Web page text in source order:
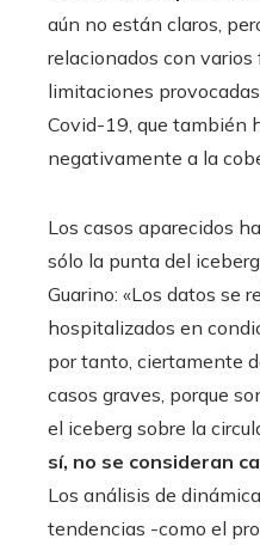
aún no están claros,
relacionados con
limitaciones
Covid-19, que también
negativamente a la
Los casos aparecidos
sólo la punta del
Guarino: «Los datos se
hospitalizados en
por tanto, ciertamente
casos graves, porque
el iceberg sobre la
sí, no se consideran
Los análisis de
tendencias -como el